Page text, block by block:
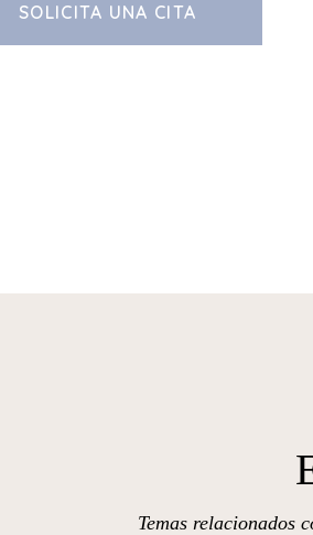
SOLICITA UNA CITA
Temas relacionados